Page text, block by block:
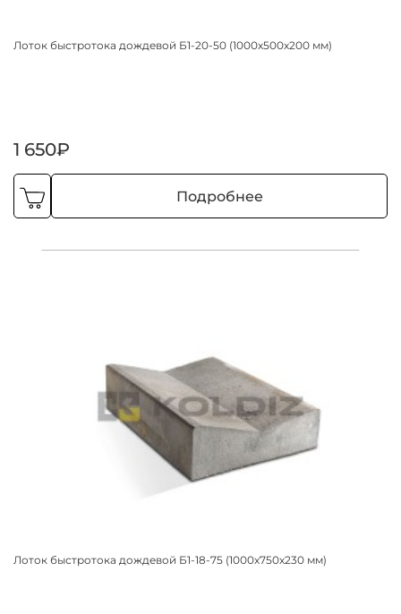
Лоток быстротока дождевой Б1-20-50 (1000х500х200 мм)
1 650₽
Подробнее
Лоток быстротока дождевой Б1-18-75 (1000х750х230 мм)